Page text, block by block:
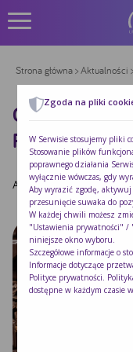
Strona główna>Aktualności
CZEKOLADA
Autor:Izabela |
Zgoda na pliki
W Serwisie stosujemy pliki
Stosowanie plików
poprawnego działania
wyłącznie wówczas, gdy
Aby wyrazić zgodę,
przesunięcie suwaka do
W każdej chwili możesz
"Ustawienia prywatności" /
niniejsze okno wyboru.
Szczegółowe informacje o
Informacje dotyczące
Polityce prywatności .
dostępne w każdym czasie